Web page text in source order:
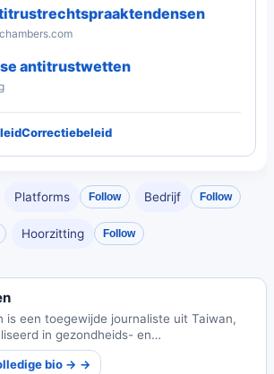
antitrustwetten
Correctiebeleid
Platforms Follow Bedrijf Follow
Hoorzitting Follow
is een toegewijde journaliste uit Taiwan,
in gezondheids- en
Haar werk richt zich op het
van gemeenschappen over cruciale
bio → →